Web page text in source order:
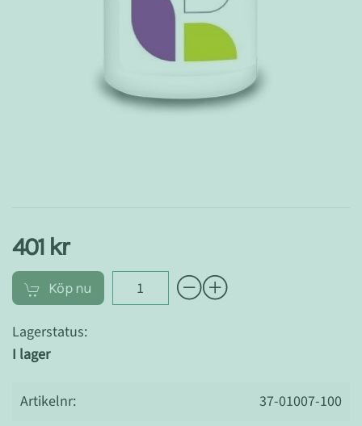
401 kr
Köp nu
Lagerstatus:
I lager
Artikelnr:
37-01007-100